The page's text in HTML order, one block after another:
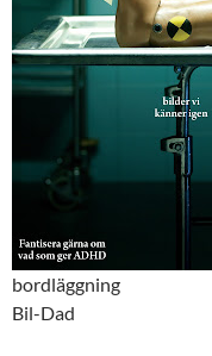
bordläggning
Bil-Dad